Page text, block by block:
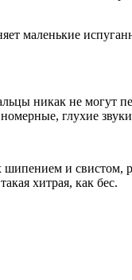
маленькие
никак не могут
глухие
и свистом,
хитрая, как бес.